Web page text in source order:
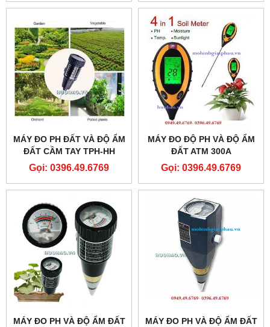
MÁY ĐO PH ĐẤT VÀ ĐỘ ẨM
ĐẤT CẦM TAY TPH-HH
Gọi: 0396.49.6769
MÁY ĐO ĐỘ PH VÀ ĐỘ ẨM
ĐẤT ATM 300A
Gọi: 0396.49.6769
MÁY ĐO PH VÀ ĐỘ ẨM ĐẤT
MÁY ĐO PH VÀ ĐỘ ẨM ĐẤT